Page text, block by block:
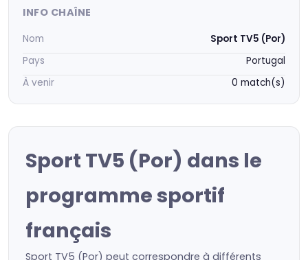
INFO CHAÎNE
Nom
Sport TV5 (Por)
Pays
Portugal
À venir
0 match(s)
Sport TV5 (Por) dans le
programme sportif
français
Sport TV5 (Por) peut correspondre à différents